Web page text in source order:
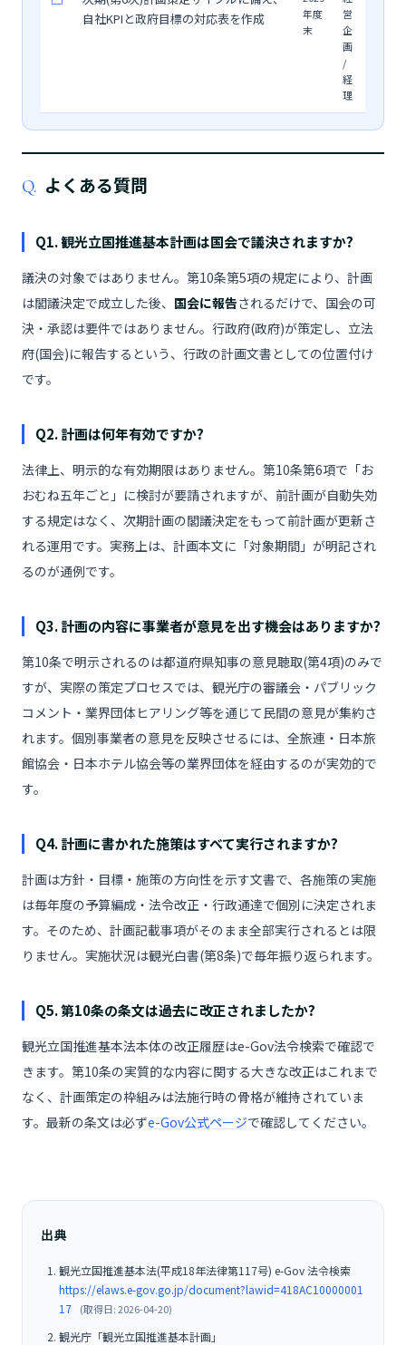
自社KPIと政府目標の対応表を作成
年度
末
営
企
画
/
経
理
Q. よくある質問
Q1. 観光立国推進基本計画は国会で議決されますか?
議決の対象ではありません。第10条第5項の規定により、計画
は閣議決定で成立した後、 国会に報告されるだけで、国会の可
決・承認は要件ではありません。行政府(政府)が策定し、立法
府(国会)に報告するという、行政の計画文書としての位置付け
です。
Q2. 計画は何年有効ですか?
法律上、明示的な有効期限はありません。第10条第6項で「お
おむね五年ごと」に検討が要請されますが、前計画が自動失効
する規定はなく、次期計画の閣議決定をもって前計画が更新さ
れる運用です。実務上は、計画本文に「対象期間」が明記され
るのが通例です。
Q3. 計画の内容に事業者が意見を出す機会はありますか?
第10条で明示されるのは都道府県知事の意見聴取(第4項)のみで
すが、実際の策定プロセスでは、観光庁の審議会・パブリック
コメント・業界団体ヒアリング等を通じて民間の意見が集約さ
れます。個別事業者の意見を反映させるには、全旅連・日本旅
館協会・日本ホテル協会等の業界団体を経由するのが実効的で
す。
Q4. 計画に書かれた施策はすべて実行されますか?
計画は方針・目標・施策の方向性を示す文書で、各施策の実施
は毎年度の予算編成・法令改正・行政通達で個別に決定されま
す。そのため、計画記載事項がそのまま全部実行されるとは限
りません。実施状況は観光白書(第8条)で毎年振り返られます。
Q5. 第10条の条文は過去に改正されましたか?
観光立国推進基本法本体の改正履歴はe-Gov法令検索で確認で
きます。第10条の実質的な内容に関する大きな改正はこれまで
なく、計画策定の枠組みは法施行時の骨格が維持されていま
す。最新の条文は必ずe-Gov公式ページで確認してください。
出典
観光立国推進基本法(平成18年法律第117号) e-Gov 法令検索
https://elaws.e-gov.go.jp/document?lawid=418AC10000001
17
(取得日: 2026-04-20)
観光庁「観光立国推進基本計画」